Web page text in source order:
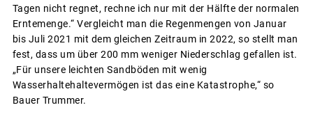
Tagen nicht regnet, rechne ich nur mit der Hälfte der normalen
Erntemenge.“ Vergleicht man die Regenmengen von Januar
bis Juli 2021 mit dem gleichen Zeitraum in 2022, so stellt man
fest, dass um über 200 mm weniger Niederschlag gefallen ist.
„Für unsere leichten Sandböden mit wenig
Wasserhaltehaltevermögen ist das eine Katastrophe,“ so
Bauer Trummer.